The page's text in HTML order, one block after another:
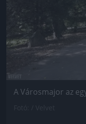
A Városmajor az